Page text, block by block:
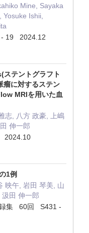
Mine, Sayaka
Ishii,
19 2024.12
テントグラフト
瘤に対するステン
MRIを用いた血
志, 八方 政豪, 上嶋
伸一郎
2024.10
1例
映午, 岩田 琴美, 山
田 伸一郎
録集 60回 S431 -